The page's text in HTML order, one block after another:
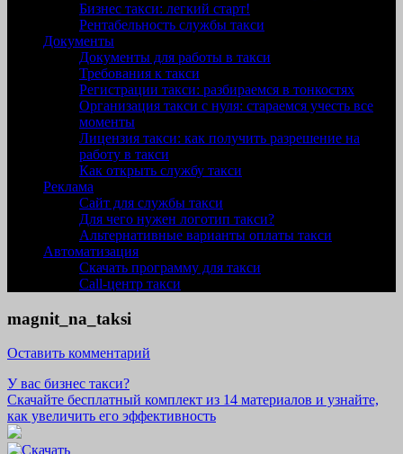
Бизнес такси: легкий старт!
Рентабельность службы такси
Документы
Документы для работы в такси
Требования к такси
Регистрации такси: разбираемся в тонкостях
Организация такси с нуля: стараемся учесть все
моменты
Лицензия такси: как получить разрешение на
работу в такси
Как открыть службу такси
Реклама
Сайт для службы такси
Для чего нужен логотип такси?
Альтернативные варианты оплаты такси
Автоматизация
Скачать программу для такси
Call-центр такси
magnit_na_taksi
Оставить комментарий
У вас бизнес такси?
Скачайте бесплатный комплект из 14 материалов и узнайте,
как увеличить его эффективность